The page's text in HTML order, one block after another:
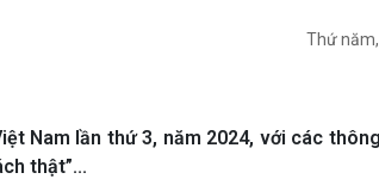
Thứ
Nam lần thứ 3, năm 2024, với các
thật”...